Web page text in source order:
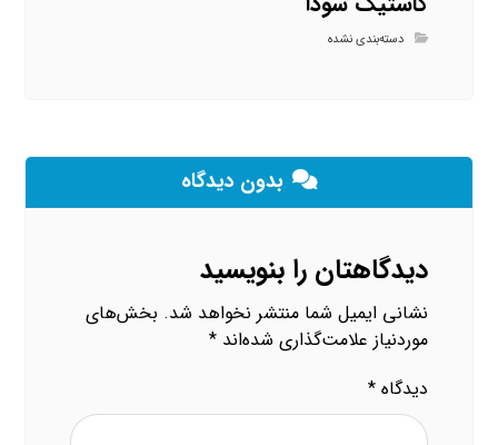
دسته‌بندی نشده
بدون دیدگاه
دیدگاهتان را بنویسید
نشانی ایمیل شما منتشر نخواهد شد. بخش‌های
موردنیاز علامت‌گذاری شده‌اند*
دیدگاه*